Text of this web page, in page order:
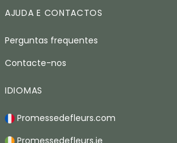
AJUDA E CONTACTOS
Perguntas frequentes
Contacte-nos
IDIOMAS
Promessedefleurs.com
Promessedefleurs.ie